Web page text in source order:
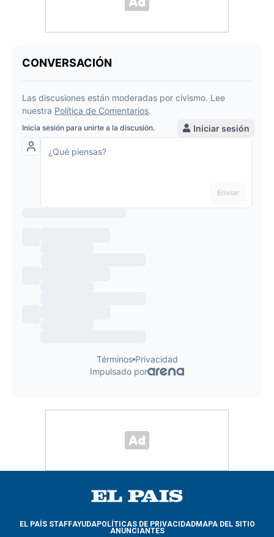
EL PAÍS STAFFAYUDAPOLÍTICAS DE PRIVACIDADMAPA DEL SITIO
ANUNCIANTES